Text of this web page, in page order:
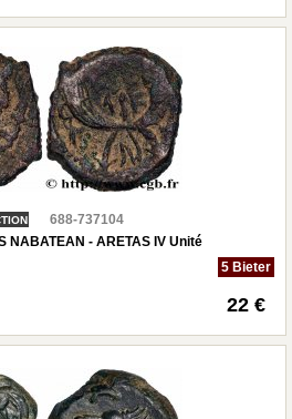
688-737104
NABATEAN - ARETAS IV Unité
5 Bieter
22 €